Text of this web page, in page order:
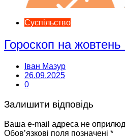
Суспільство
Гороскоп на жовтень
Іван Мазур
26.09.2025
0
Залишити відповідь
Ваша e-mail адреса не
Обов’язкові поля позначені *